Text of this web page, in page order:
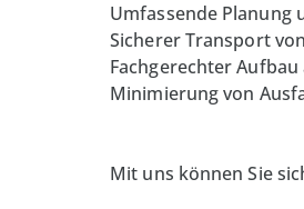
Umfassende Planung
Sicherer Transport
Fachgerechter
Minimierung von
Mit uns können Sie